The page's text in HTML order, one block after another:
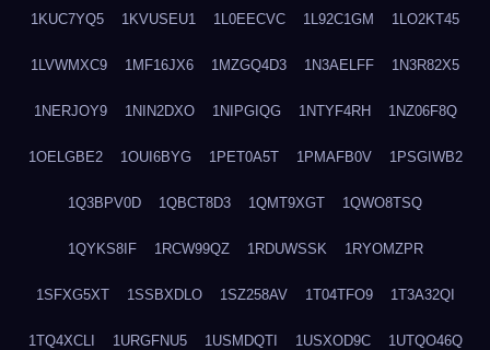
1KUC7YQ5 1KVUSEU1 1L0EECVC 1L92C1GM 1LO2KT45
1LVWMXC9 1MF16JX6 1MZGQ4D3 1N3AELFF 1N3R82X5
1NERJOY9 1NIN2DXO 1NIPGIQG 1NTYF4RH 1NZ06F8Q
1OELGBE2 1OUI6BYG 1PET0A5T 1PMAFB0V 1PSGIWB2
1Q3BPV0D 1QBCT8D3 1QMT9XGT 1QWO8TSQ
1QYKS8IF 1RCW99QZ 1RDUWSSK 1RYOMZPR
1SFXG5XT 1SSBXDLO 1SZ258AV 1T04TFO9 1T3A32QI
1TQ4XCLI 1URGFNU5 1USMDQTI 1USXOD9C 1UTQO46Q